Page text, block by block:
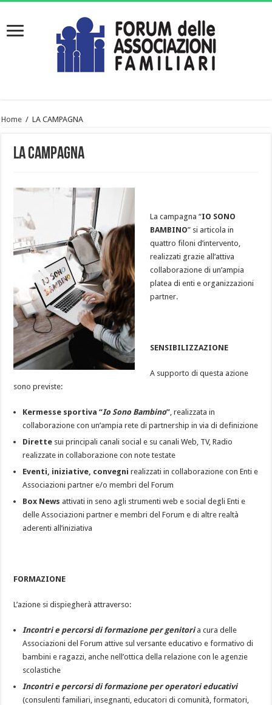
Home / LA CAMPAGNA
LA CAMPAGNA
La campagna “IO SONO
BAMBINO” si articola in
quattro filoni d’intervento,
realizzati grazie all’attiva
collaborazione di un’ampia
platea di enti e organizzazioni
partner.
SENSIBILIZZAZIONE
A supporto di questa azione
sono previste:
Kermesse sportiva “Io Sono Bambino” , realizzata in
collaborazione con un’ampia rete di partnership in via di definizione
Dirette sui principali canali social e su canali Web, TV, Radio
realizzate in collaborazione con note testate
Eventi, iniziative, convegni realizzati in collaborazione con Enti e
Associazioni partner e/o membri del Forum
Box News attivati in seno agli strumenti web e social degli Enti e
delle Associazioni partner e membri del Forum e di altre realtà
aderenti all’iniziativa
FORMAZIONE
L’azione si dispiegherà attraverso:
Incontri e percorsi di formazione per genitoria cura delle
Associazioni del Forum attive sul versante educativo e formativo di
bambini e ragazzi, anche nell’ottica della relazione con le agenzie
scolastiche
Incontri e percorsi di formazione per operatori educativi
(consulenti familiari, insegnanti, educatori di comunità, formatori,